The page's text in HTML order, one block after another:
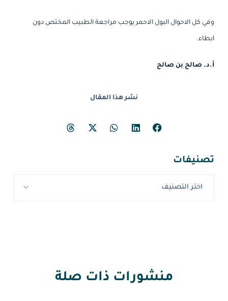
وفي كل الاحوال البول الاحمر يوجب مراجعة الطبيب المختص دون
ابطاء.
أ.د. صالح بن صالح
نشر هذا المقال
تصنيفات
اختر التصنيف
منشورات ذات صلة